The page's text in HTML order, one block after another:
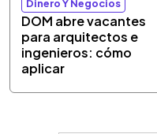
Dinero Y Negocios
DOM abre vacantes
para arquitectos e
ingenieros: cómo
aplicar